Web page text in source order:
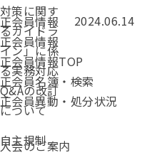
正会員情報
正会員情報
正会員情報TOP
正会員名簿・検索
正会員異動・処分状況
入会のご案内
対策に関す
るガイドラ
イン」に係
る実務対応
Q&Aの改訂
について
投稿日：
2024.06.14
カテゴリー：
自主規制